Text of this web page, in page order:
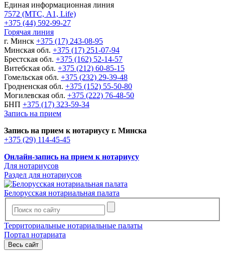
Единая информационная линия
7572 (МТС, A1, Life)
+375 (44) 592-99-27
Горячая линия
г. Минск +375 (17) 243-08-95
Минская обл. +375 (17) 251-07-94
Брестская обл. +375 (162) 52-14-57
Витебская обл. +375 (212) 60-85-15
Гомельская обл. +375 (232) 29-39-48
Гродненская обл. +375 (152) 55-50-80
Могилевская обл. +375 (222) 76-48-50
БНП +375 (17) 323-59-34
Запись на прием
Запись на прием к нотариусу г. Минска
+375 (29) 114-45-45
Онлайн-запись на прием к нотариусу
Для нотариусов
Раздел для нотариусов
Белорусская нотариальная палата
Территориальные нотариальные палаты
Портал нотариата
Весь сайт